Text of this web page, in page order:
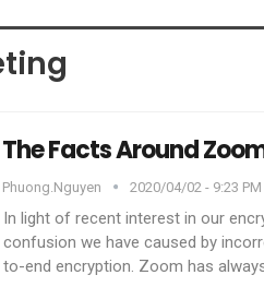
The Facts Around
Phuong.nguyen 2020/04/02 - 9:23 PM
In light of recent interest in our
confusion we have caused by
to-end encryption. Zoom has